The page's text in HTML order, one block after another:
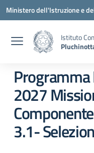
Vai ai contenuti
Vai al menu di navigazione
Vai al footer
Ministero dell'Istruzione e
Istituto
2027
3.1-